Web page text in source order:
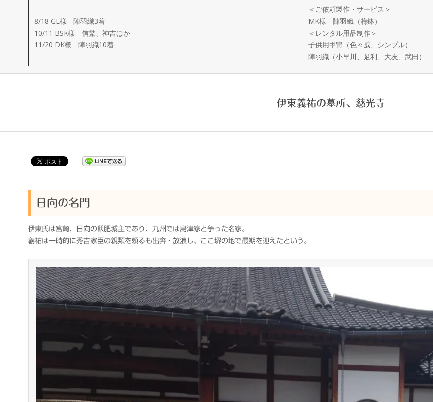
ー
メ
イ
製
作
武
楽
衆
8/18 GL様 陣羽織3着
10/11 BSK様 信繁、神吉ほか
11/20 DK様 陣羽織10着
＜ご依頼製作・サービス＞
MK様 陣羽織（梅鉢）
＜レンタル用品制作＞
子供用甲冑（色々威、シンプル）
陣羽織（小早川、足利、大友、武田）
伊東義祐の墓所、慈光寺
日向の名門
伊東氏は宮崎、日向の飫肥城主であり、九州では島津家と争った名家。
義祐は一時的に秀吉家臣の親類を頼るも出奔・放浪し、ここ堺の地で最期を迎えたという。